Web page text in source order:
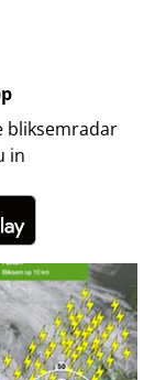
bliksemradar
in